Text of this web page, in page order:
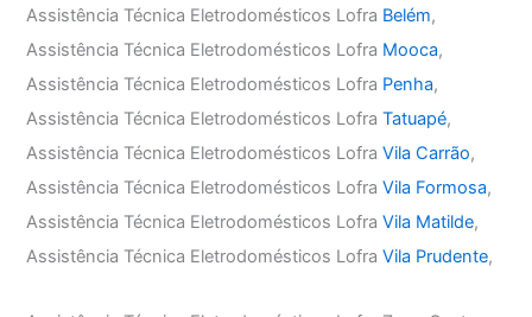
Assistência Técnica Eletrodomésticos Lofra Belém,
Assistência Técnica Eletrodomésticos Lofra Mooca,
Assistência Técnica Eletrodomésticos Lofra Penha,
Assistência Técnica Eletrodomésticos LofraTatuapé,
Assistência Técnica Eletrodomésticos LofraVila Carrão,
Assistência Técnica Eletrodomésticos LofraVila Formosa,
Assistência Técnica Eletrodomésticos LofraVila Matilde,
Assistência Técnica Eletrodomésticos LofraVila Prudente,